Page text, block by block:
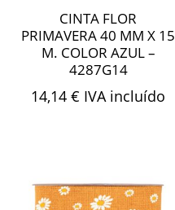
CINTA FLOR
PRIMAVERA 40 MM X 15
M. COLOR AZUL –
4287G14
14,14€ IVA incluído